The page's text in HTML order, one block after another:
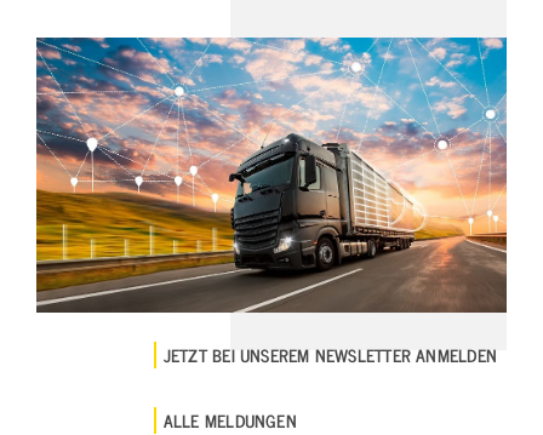
JETZT BEI UNSEREM NEWSLETTER ANMELDEN
ALLE MELDUNGEN